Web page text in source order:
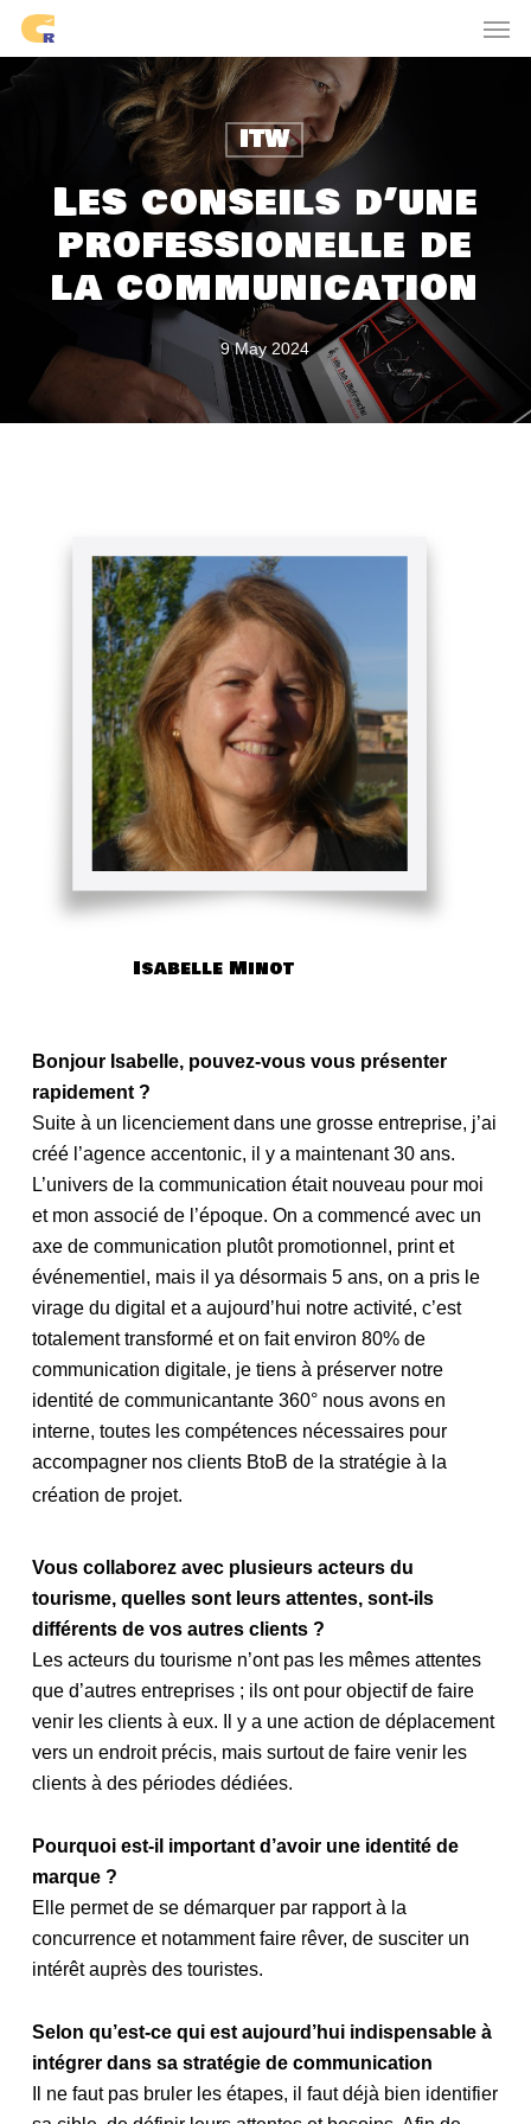
Skip
main
ITW
Les conseils d’une
professionelle de
la communication
9 May 2024
Isabelle Minot
Bonjour Isabelle, pouvez-vous vous présenter
rapidement ?
Suite à un licenciement dans une grosse entreprise, j’ai
créé l’agence accentonic, il y a maintenant 30 ans.
L’univers de la communication était nouveau pour moi
et mon associé de l’époque. On a commencé avec un
axe de communication plutôt promotionnel, print et
événementiel, mais il ya désormais 5 ans, on a pris le
virage du digital et a aujourd’hui notre activité, c’est
totalement transformé et on fait environ 80% de
communication digitale, je tiens à préserver notre
identité de communicantante 360° nous avons en
interne, toutes les compétences nécessaires pour
accompagner nos clients BtoB de la stratégie à la
création de projet.
Vous collaborez avec plusieurs acteurs du
tourisme, quelles sont leurs attentes, sont-ils
différents de vos autres clients ?
Les acteurs du tourisme n’ont pas les mêmes attentes
que d’autres entreprises ; ils ont pour objectif de faire
venir les clients à eux. Il y a une action de déplacement
vers un endroit précis, mais surtout de faire venir les
clients à des périodes dédiées.
Pourquoi est-il important d’avoir une identité de
marque ?
Elle permet de se démarquer par rapport à la
concurrence et notamment faire rêver, de susciter un
intérêt auprès des touristes.
Selon qu’est-ce qui est aujourd’hui indispensable à
intégrer dans sa stratégie de communication
Il ne faut pas bruler les étapes, il faut déjà bien identifier